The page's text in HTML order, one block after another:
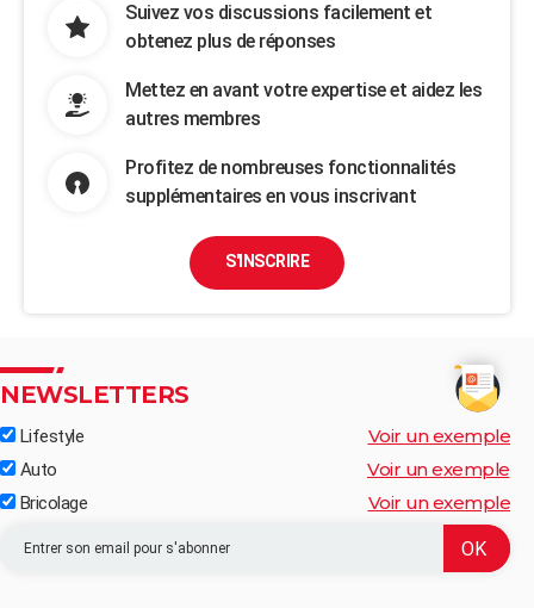
Suivez vos discussions facilement et
obtenez plus de réponses
Mettez en avant votre expertise et aidez les
autres membres
Profitez de nombreuses fonctionnalités
supplémentaires en vous inscrivant
S'INSCRIRE
NEWSLETTERS
Lifestyle Voir un exemple
Auto Voir un exemple
Bricolage Voir un exemple